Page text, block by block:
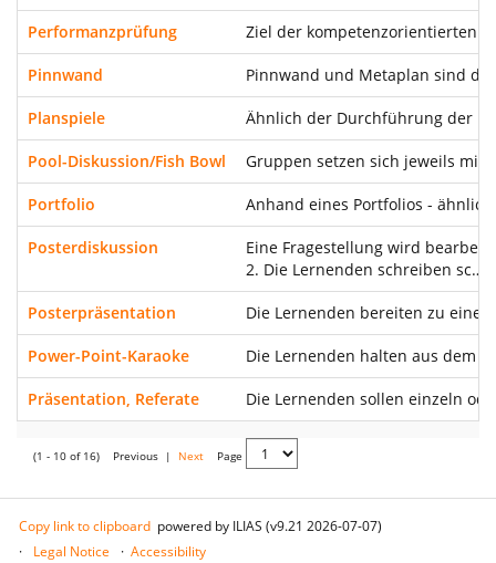
Performanzprüfung Ziel der kompetenzorientierten
Pinnwand Pinnwand und Metaplan sind
Planspiele Ähnlich der Durchführung der
Pool-Diskussion/Fish Bowl Gruppen setzen sich jeweils mit
Portfolio Anhand eines Portfolios -
Posterdiskussion
Eine Fragestellung wird
2. Die Lernenden schreiben sc…
Posterpräsentation Die Lernenden bereiten zu
Power-Point-Karaoke Die Lernenden halten aus dem
Präsentation, Referate Die Lernenden sollen einzeln
(1 - 10 of 16) Previous | Next Page
Copy link to clipboard powered by ILIAS (v9.21 2026-07-07)
Legal Notice
Accessibility